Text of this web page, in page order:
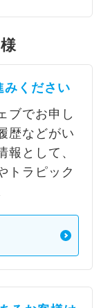
みください
ブでお申し
歴などがい
報として、
トラピック